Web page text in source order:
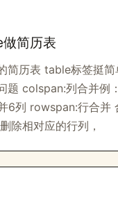
简历表
简历表 table标签挺
题 colspan:列合并例：
6列 rowspan:行合并
除相对应的行列，